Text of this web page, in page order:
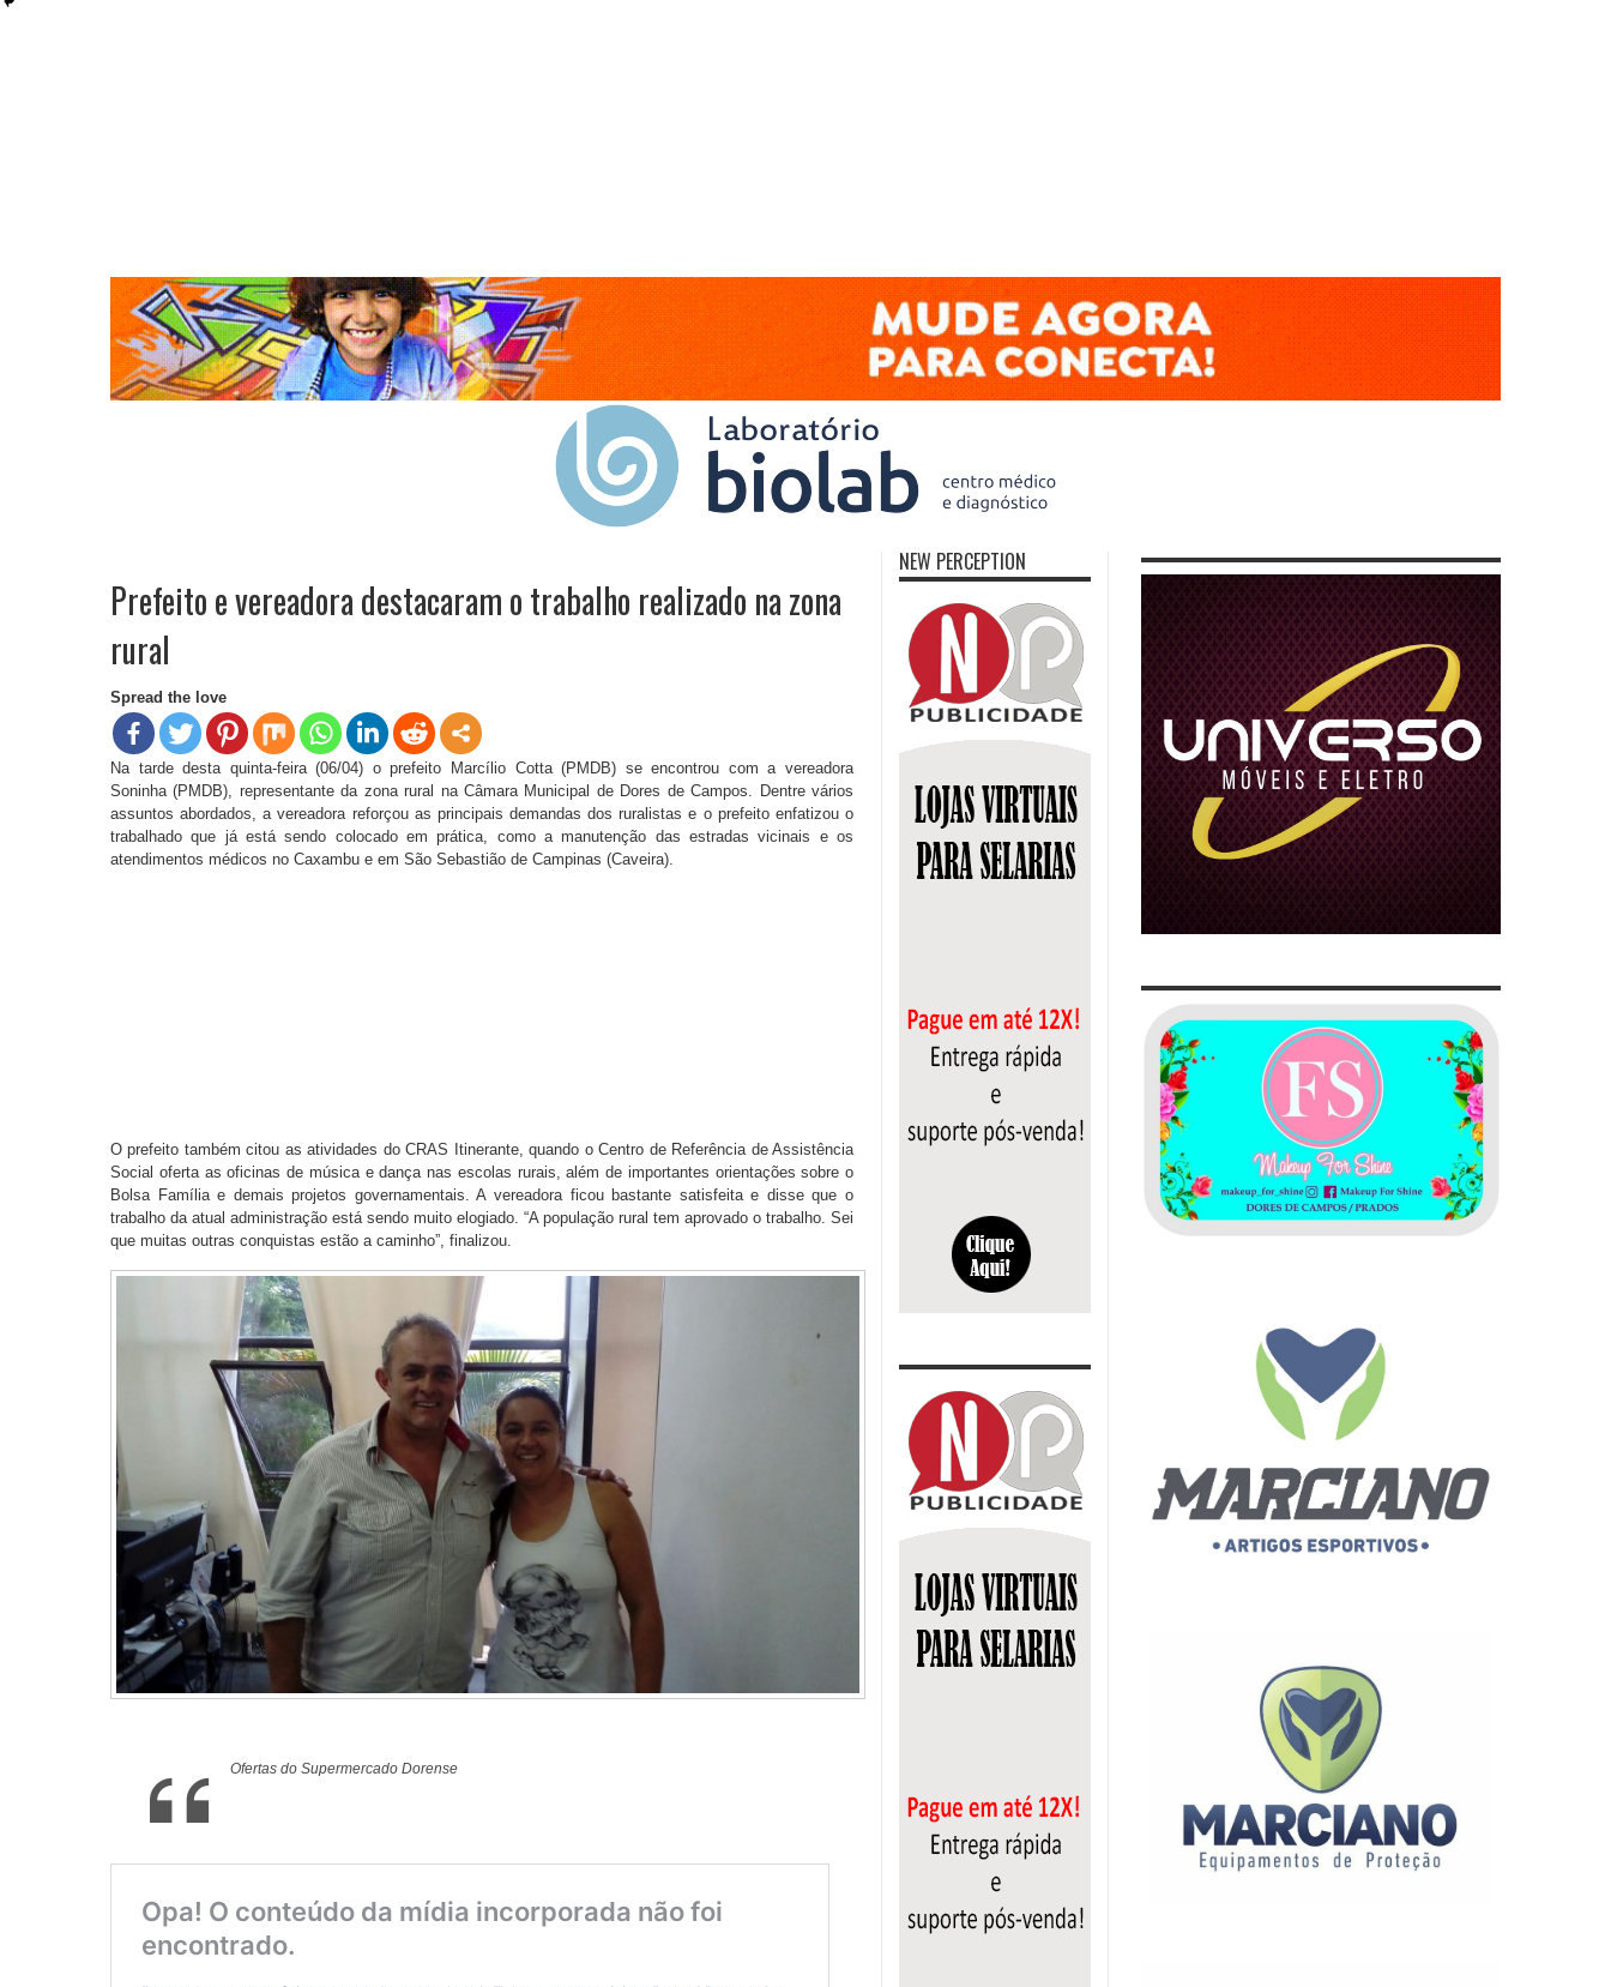
Prefeito e vereadora destacaram o trabalho realizado na zona
rural
Spread the love
Na tarde desta quinta-feira (06/04) o prefeito Marcílio Cotta (PMDB) se encontrou com a vereadora
Soninha (PMDB), representante da zona rural na Câmara Municipal de Dores de Campos. Dentre vários
assuntos abordados, a vereadora reforçou as principais demandas dos ruralistas e o prefeito enfatizou o
trabalhado que já está sendo colocado em prática, como a manutenção das estradas vicinais e os
atendimentos médicos no Caxambu e em São Sebastião de Campinas (Caveira).
O prefeito também citou as atividades do CRAS Itinerante, quando o Centro de Referência de Assistência
Social oferta as oficinas de música e dança nas escolas rurais, além de importantes orientações sobre o
Bolsa Família e demais projetos governamentais. A vereadora ficou bastante satisfeita e disse que o
trabalho da atual administração está sendo muito elogiado. “A população rural tem aprovado o trabalho. Sei
que muitas outras conquistas estão a caminho”, finalizou.
Ofertas do Supermercado Dorense
NEW PERCEPTION